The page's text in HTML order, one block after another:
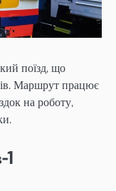
поїзд, що
Маршрут працює
на роботу,